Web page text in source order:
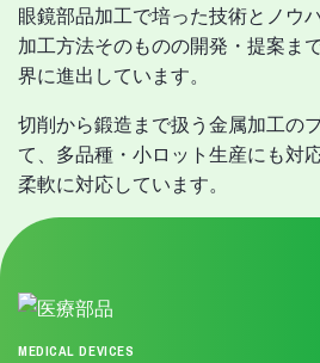
眼鏡部品加工で培った技術とノウ
加工方法そのものの開発・提案ま
界に進出しています。
切削から鍛造まで扱う金属加工の
て、多品種・小ロット生産にも対
柔軟に対応しています。
MEDICAL DEVICES